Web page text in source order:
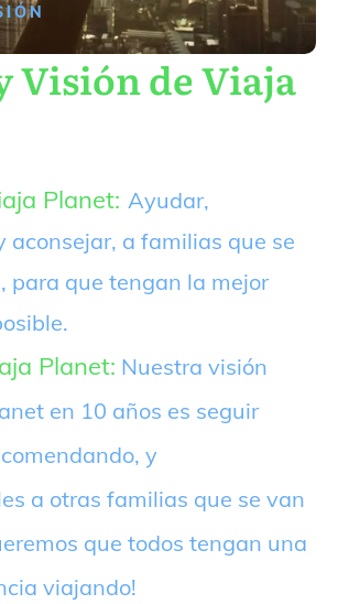
Visión de Viaja
Planet: Ayudar,
aconsejar, a familias que se
para que tengan la mejor
Planet: Nuestra visión
en 10 años es seguir
y
a otras familias que se van
que todos tengan una
viajando!